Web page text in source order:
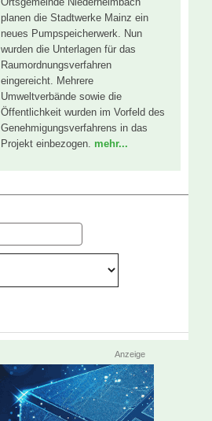
planen die Stadtwerke Mainz ein
neues Pumpspeicherwerk. Nun
wurden die Unterlagen für das
Raumordnungsverfahren
eingereicht. Mehrere
Umweltverbände sowie die
Öffentlichkeit wurden im Vorfeld des
Genehmigungsverfahrens in das
Projekt einbezogen. mehr...
Anzeige